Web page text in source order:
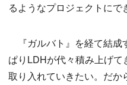
るようなプロジェクトにで
『ガルバト』を経て結成
ぱりLDHが代々積み上げて
取り入れていきたい。だか